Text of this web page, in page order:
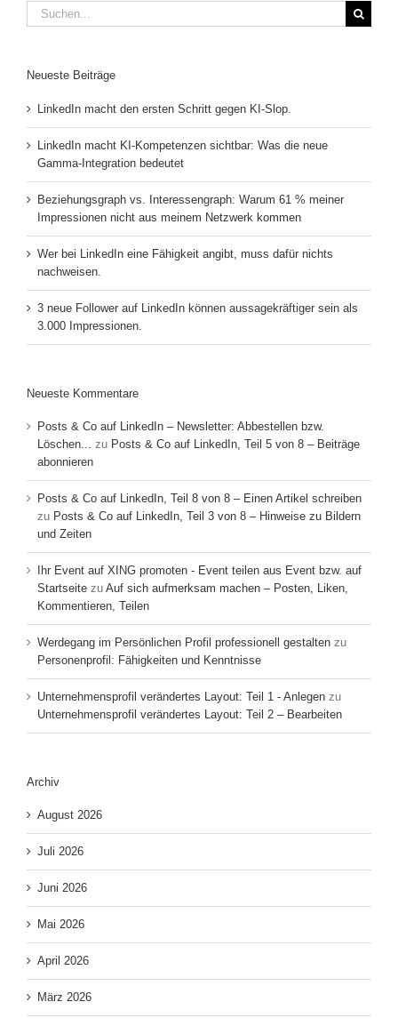
Suche
nach:
Neueste Beiträge
LinkedIn macht den ersten Schritt gegen KI-Slop.
LinkedIn macht KI-Kompetenzen sichtbar: Was die neue
Gamma-Integration bedeutet
Beziehungsgraph vs. Interessengraph: Warum 61 % meiner
Impressionen nicht aus meinem Netzwerk kommen
Wer bei LinkedIn eine Fähigkeit angibt, muss dafür nichts
nachweisen.
3 neue Follower auf LinkedIn können aussagekräftiger sein als
3.000 Impressionen.
Neueste Kommentare
Posts & Co auf LinkedIn – Newsletter: Abbestellen bzw.
Löschen...
zu Posts & Co auf LinkedIn, Teil 5 von 8 – Beiträge
abonnieren
Posts & Co auf LinkedIn, Teil 8 von 8 – Einen Artikel schreiben
zu Posts & Co auf LinkedIn, Teil 3 von 8 – Hinweise zu Bildern
und Zeiten
Ihr Event auf XING promoten - Event teilen aus Event bzw. auf
Startseite zu Auf sich aufmerksam machen – Posten, Liken,
Kommentieren, Teilen
Werdegang im Persönlichen Profil professionell gestalten zu
Personenprofil: Fähigkeiten und Kenntnisse
Unternehmensprofil verändertes Layout: Teil 1 - Anlegen zu
Unternehmensprofil verändertes Layout: Teil 2 – Bearbeiten
Archiv
August 2026
Juli 2026
Juni 2026
Mai 2026
April 2026
März 2026